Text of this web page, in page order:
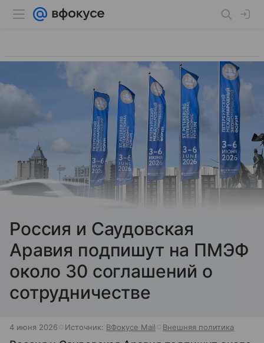
Россия и Саудовская
Аравия подпишут на ПМЭФ
около 30 соглашений о
сотрудничестве
4 июня 2026 Источник: ВФокусе Mail Внешняя политика